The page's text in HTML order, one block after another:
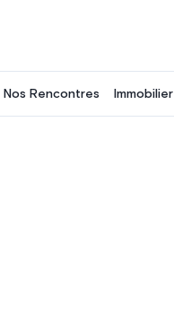
Nos Rencontres Immobilier